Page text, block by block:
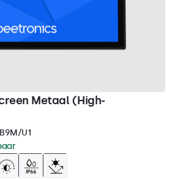
Metaal (High-
U1